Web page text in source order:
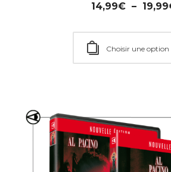
14,99€ – 19,99
Choisir une option